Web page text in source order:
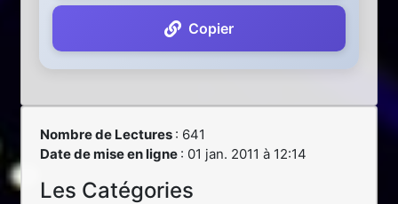
Copier
Nombre de Lectures : 641
Date de mise en ligne : 01 jan. 2011 à 12:14
Les Catégories